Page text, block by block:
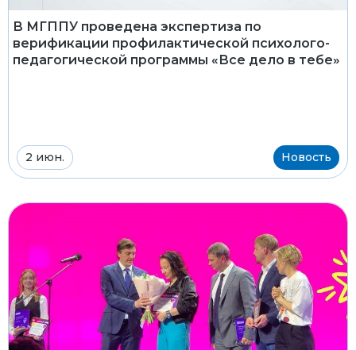
В МГППУ проведена экспертиза по
верификации профилактической психолого-
педагогической программы «Все дело в тебе»
2 июн. Новость